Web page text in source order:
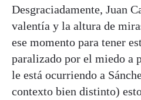
Desgraciadamente, Juan
valentía y la altura de
ese momento para tener
paralizado por el miedo a
le está ocurriendo a
contexto bien distinto)